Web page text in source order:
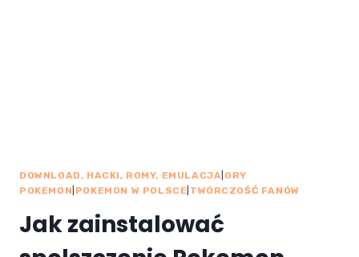
DOWNLOAD, HACKI, ROMY, EMULACJA GRY
POKEMON POKEMON W POLSCE TWÓRCZOŚĆ FANÓW
Jak zainstalować